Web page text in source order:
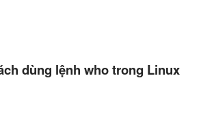
dùng lệnh who trong Linux